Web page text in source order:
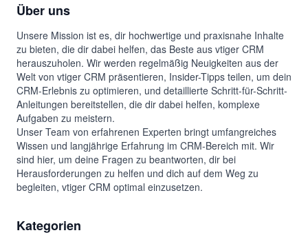
Über uns
Unsere Mission ist es, dir hochwertige und praxisnahe Inhalte
zu bieten, die dir dabei helfen, das Beste aus vtiger CRM
herauszuholen. Wir werden regelmäßig Neuigkeiten aus der
Welt von vtiger CRM präsentieren, Insider-Tipps teilen, um dein
CRM-Erlebnis zu optimieren, und detaillierte Schritt-für-Schritt-
Anleitungen bereitstellen, die dir dabei helfen, komplexe
Aufgaben zu meistern.
Unser Team von erfahrenen Experten bringt umfangreiches
Wissen und langjährige Erfahrung im CRM-Bereich mit. Wir
sind hier, um deine Fragen zu beantworten, dir bei
Herausforderungen zu helfen und dich auf dem Weg zu
begleiten, vtiger CRM optimal einzusetzen.
Kategorien